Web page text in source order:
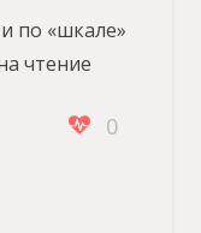
по «шкале»
чтение
0